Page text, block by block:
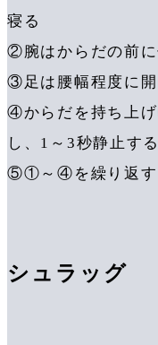
寝る
②腕はからだの前に
③足は腰幅程度に開
④からだを持ち上げ
し、1～3秒静止する
⑤①～④を繰り返す
シュラッグ